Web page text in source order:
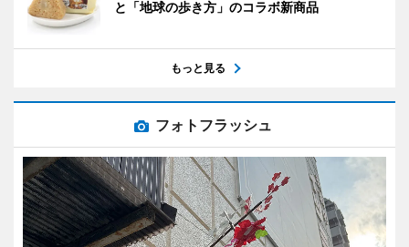
と「地球の歩き方」のコラボ新商品
もっと見る
フォトフラッシュ